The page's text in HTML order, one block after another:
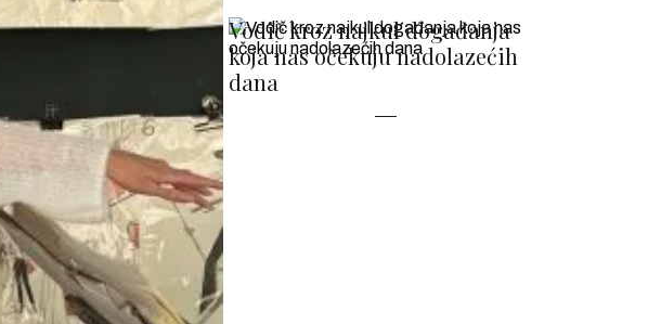
Vodič kroz najkul događanja
koja nas očekuju nadolazećih
dana